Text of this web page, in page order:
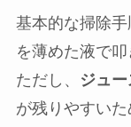
基本的な掃除手
を薄めた液で叩
ただし、
ジュ
が残りやすいた